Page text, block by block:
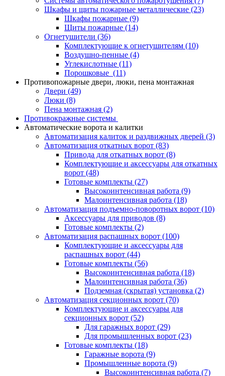
Шкафы и щиты пожарные металлические (23)
Шкафы пожарные (9)
Щиты пожарные (14)
Огнетушители (36)
Комплектующие к огнетушителям (10)
Воздушно-пенные (4)
Углекислотные (11)
Порошковые (11)
Противопожарные двери, люки, пена монтажная
Двери (49)
Люки (8)
Пена монтажная (2)
Противокражные системы
Автоматические ворота и калитки
Автоматизация калиток и раздвижных дверей (3)
Автоматизация откатных ворот (83)
Привода для откатных ворот (8)
Комплектующие и аксессуары для откатных
ворот (48)
Готовые комплекты (27)
Высокоинтенсивная работа (9)
Малоинтенсивная работа (18)
Автоматизация подъемно-поворотных ворот (10)
Аксессуары для приводов (8)
Готовые комплекты (2)
Автоматизация распашных ворот (100)
Комплектующие и аксессуары для
распашных ворот (44)
Готовые комплекты (56)
Высокоинтенсивная работа (18)
Малоинтенсивная работа (36)
Подземная (скрытая) установка (2)
Автоматизация секционных ворот (70)
Комплектующие и аксессуары для
секционных ворот (52)
Для гаражных ворот (29)
Для промышленных ворот (23)
Готовые комплекты (18)
Гаражные ворота (9)
Промышленные ворота (9)
Высокоинтенсивная работа (7)